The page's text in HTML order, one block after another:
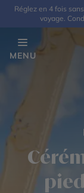
Réglez en 4 fois
voyage.
MENU